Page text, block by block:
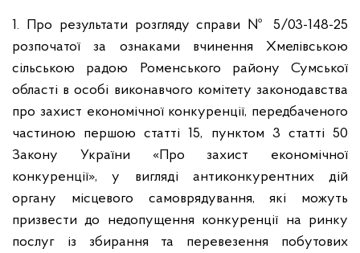
1. Про результати розгляду справи № 5/03-148-25
розпочатої за ознаками вчинення Хмелівською
сільською радою Роменського району Сумської
області в особі виконавчого комітету законодавства
про захист економічної конкуренції, передбаченого
частиною першою статті 15, пунктом 3 статті 50
Закону України «Про захист економічної
конкуренції», у вигляді антиконкурентних дій
органу місцевого самоврядування, які можуть
призвести до недопущення конкуренції на ринку
послуг із збирання та перевезення побутових